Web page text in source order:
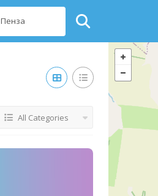
All Categories